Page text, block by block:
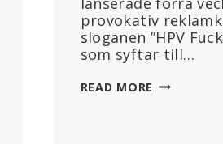
provokativ
sloganen ”HPV
som syftar till…
READ MORE GLOBAL